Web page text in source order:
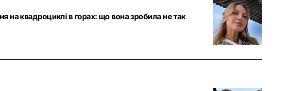
на квадроциклі в горах: що вона зробила не так